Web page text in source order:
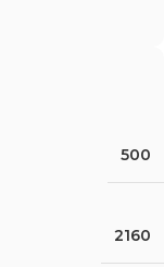
500
2160